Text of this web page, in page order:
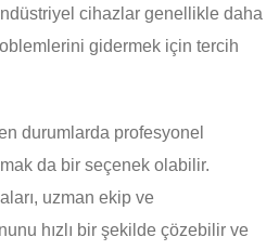
cihazlar genellikle daha
gidermek için tercih
durumlarda profesyonel
da bir seçenek olabilir.
uzman ekip ve
hızlı bir şekilde çözebilir ve